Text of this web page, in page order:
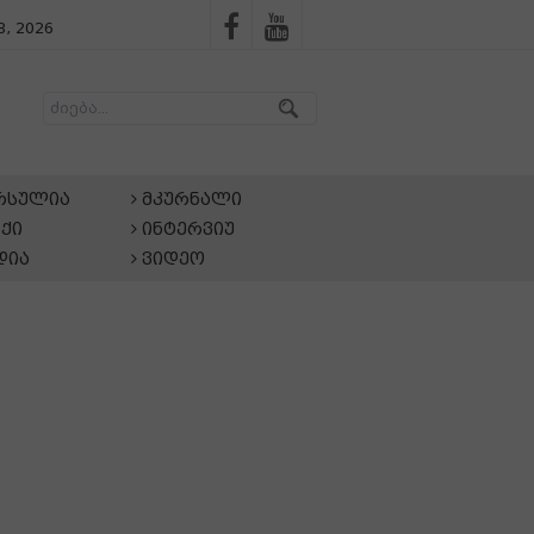
2026
მკურნალი
ინტერვიუ
ვიდეო